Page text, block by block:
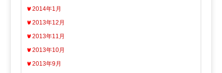
2014年1月
2013年12月
2013年11月
2013年10月
2013年9月